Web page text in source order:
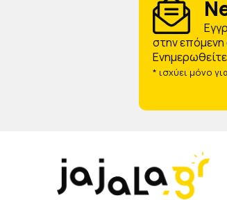
στην
* ισχύει μόνο